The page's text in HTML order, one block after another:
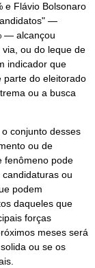
e Flávio Bolsonaro
—
— alcançou
ou do leque de
indicador que
parte do eleitorado
ou a busca
conjunto desses
ou de
fenômeno pode
ou
podem
daqueles que
forças
meses será
ou se os